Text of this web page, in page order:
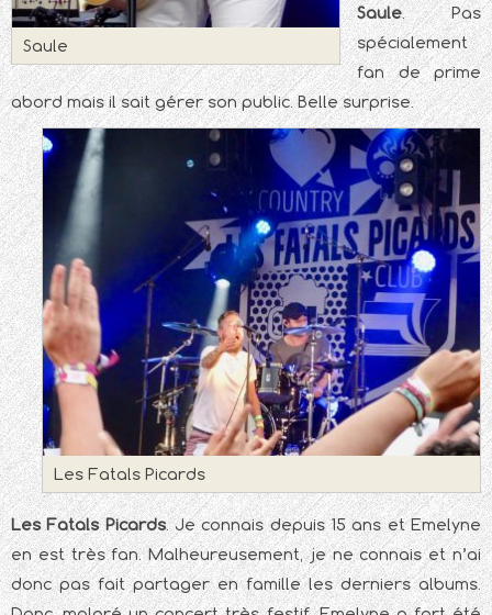
Saule
Saule. Pas
spécialement
fan de prime
abord mais il sait gérer son public. Belle surprise.
Les Fatals Picards
Les Fatals Picards. Je connais depuis 15 ans et Emelyne
en est très fan. Malheureusement, je ne connais et n’ai
donc pas fait partager en famille les derniers albums.